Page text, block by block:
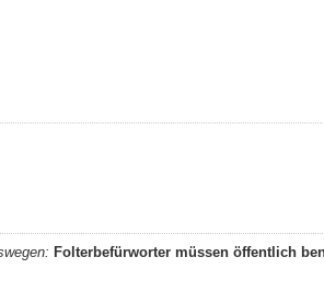
Folterbefürworter müssen öffentlich